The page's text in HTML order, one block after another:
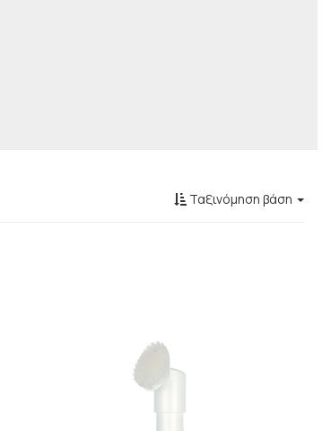
Ταξινόμηση βάση